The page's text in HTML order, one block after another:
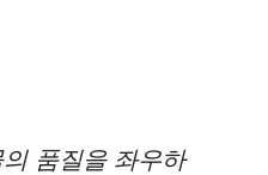
품질을 좌우하